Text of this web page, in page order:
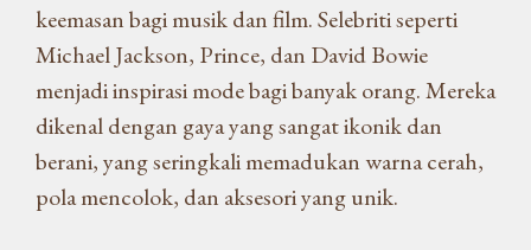
keemasan bagi musik dan film. Selebriti seperti
Michael Jackson, Prince, dan David Bowie
menjadi inspirasi mode bagi banyak orang. Mereka
dikenal dengan gaya yang sangat ikonik dan
berani, yang seringkali memadukan warna cerah,
pola mencolok, dan aksesori yang unik.